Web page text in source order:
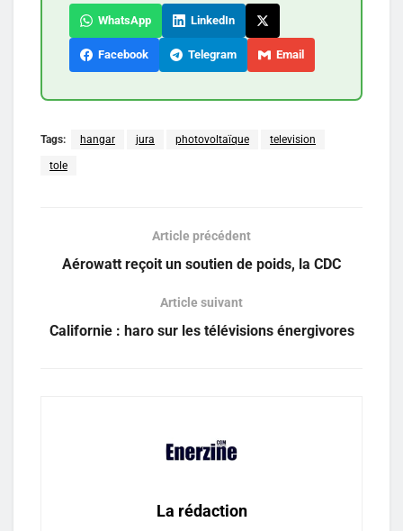
WhatsApp LinkedIn
Facebook Telegram Email
Tags: hangar jura photovoltaïque television
tole
Article précédent
Aérowatt reçoit un soutien de poids, la CDC
Article suivant
Californie : haro sur les télévisions énergivores
La rédaction